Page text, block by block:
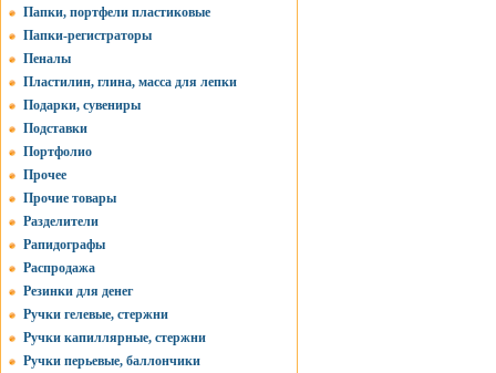
Папки, портфели пластиковые
Папки-регистраторы
Пеналы
Пластилин, глина, масса для лепки
Подарки, сувениры
Подставки
Портфолио
Прочее
Прочие товары
Разделители
Рапидографы
Распродажа
Резинки для денег
Ручки гелевые, стержни
Ручки капиллярные, стержни
Ручки перьевые, баллончики